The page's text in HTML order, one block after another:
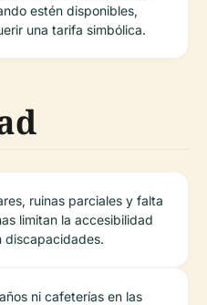
estén disponibles,
una tarifa simbólica.
ruinas parciales y falta
limitan la accesibilidad
discapacidades.
ni cafeterías en las